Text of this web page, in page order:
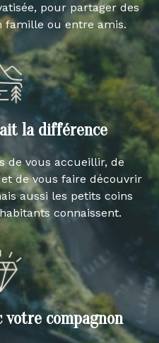
pour partager des
famille ou entre amis.
la différence
de vous accueillir, de
de vous faire découvrir
aussi les petits coins
connaissent.
votre compagnon